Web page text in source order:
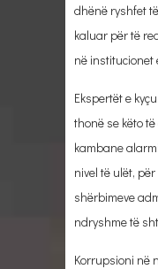
dhënë ryshfet
kaluar për të
në institucionet
Ekspertët e
thonë se këto
kambane
nivel të ulët,
shërbimeve
ndryshme të
Korrupsioni në